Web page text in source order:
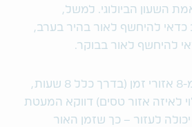
השעון הביולוגי. למשל,
כדאי להיחשף לאור בהיר בערב,
להיחשף לאור בבוקר.
אם עוברים בין יותר מ-8 אזורי זמן (בדרך כלל 8 שעות,
לאיזה אזור טסים) דווקא המעטת
לעזור – כך שזמן האור